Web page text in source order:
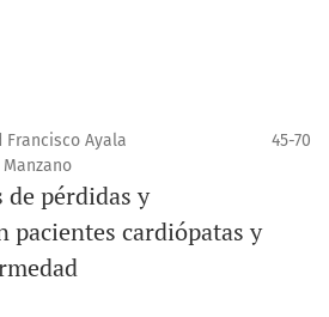
Francisco Ayala
45-70
de pérdidas y
pacientes cardiópatas y